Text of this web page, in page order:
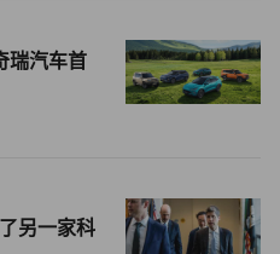
进系统和电动飞机进行长期投
使用可持续航空燃料的飞机，
持续性使命所吸引，但达西
方面的表现，与空客
瑞汽车首
另一家科